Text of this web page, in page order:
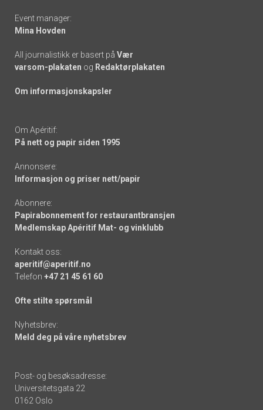
Event manager:
Mina Hovden
All journalistikk er basert på Vær
varsom-plakaten og Redaktørplakaten
Om informasjonskapsler
Om Apéritif:
På nett og papir siden 1995
Annonsere:
Informasjon og priser nett/papir
Abonnere:
Papirabonnement for restaurantbransjen
Medlemskap Apéritif Mat- og vinklubb
Kontakt oss:
aperitif@aperitif.no
Telefon +47 21 45 61 60
Ofte stilte spørsmål
Nyhetsbrev:
Meld deg på våre nyhetsbrev
Post- og besøksadresse:
Universitetsgata 22
0162 Oslo